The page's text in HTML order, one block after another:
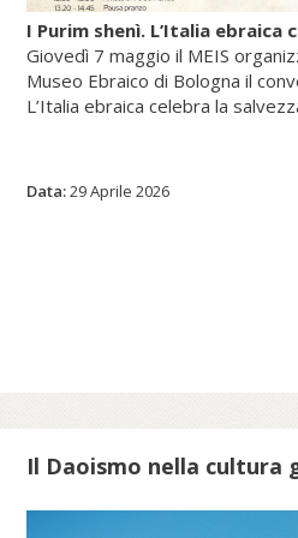
I Purim shenì. L’Italia ebraica
Giovedì 7 maggio il MEIS
Museo Ebraico di Bologna il
L’Italia ebraica celebra la
La giornata di studi
volta indagare origine,
Data:29 Aprile 2026
Il Daoismo nella cultura